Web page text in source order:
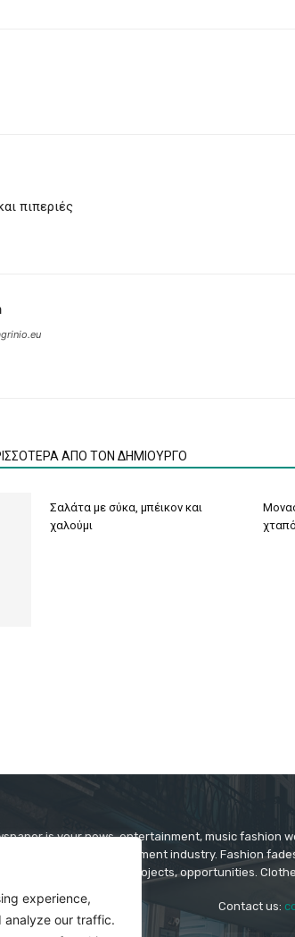
experience,
analyze our traffic.
πιπεριές
ΑΠΟ ΤΟΝ ΔΗΜΙΟΥΡΓΟ
Σαλάτα με σύκα, μπέικον και
χαλούμι
is your news, entertainment, music fashion
from the entertainment industry. Fashion
always projects, opportunities.
Contact us: